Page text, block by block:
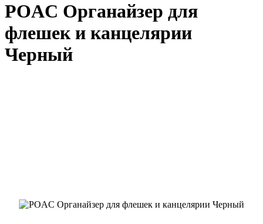
POAC Органайзер для
флешек и канцелярии
Черный